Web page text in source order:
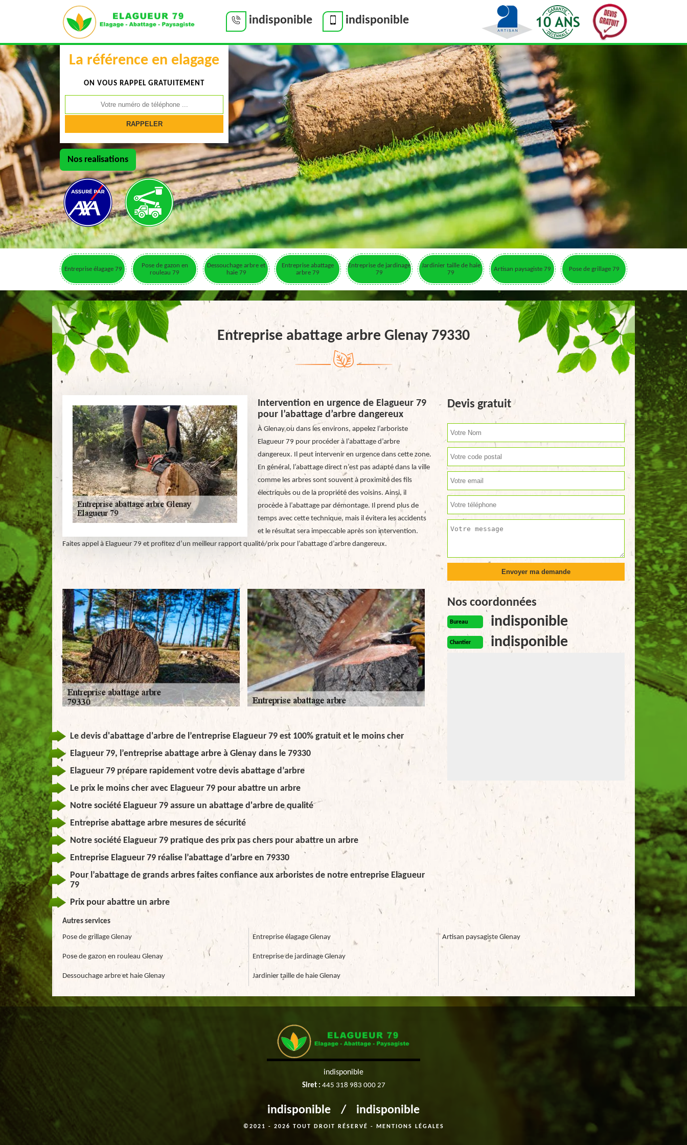
indisponible indisponible
La référence en elagage
ON VOUS RAPPEL GRATUITEMENT
Nos realisations
Entreprise élagage 79
Pose de gazon en
rouleau 79
Dessouchage arbre et
haie 79
Entreprise abattage
arbre 79
Entreprise de jardinage
79
Jardinier taille de haie
79
Artisan paysagiste 79 Pose de grillage 79
Entreprise abattage arbre Glenay 79330
Intervention en urgence de Elagueur 79
pour l’abattage d’arbre dangereux
À Glenay ou dans les environs, appelez l’arboriste
Elagueur 79 pour procéder à l’abattage d’arbre
dangereux. Il peut intervenir en urgence dans cette zone.
En général, l’abattage direct n’est pas adapté dans la ville
comme les arbres sont souvent à proximité des fils
électriques ou de la propriété des voisins. Ainsi, il
procède à l’abattage par démontage. Il prend plus de
temps avec cette technique, mais il évitera les accidents
et le résultat sera impeccable après son intervention.
Faites appel à Elagueur 79 et profitez d’un meilleur rapport qualité/prix pour l’abattage d’arbre dangereux.
Le devis d'abattage d'arbre de l’entreprise Elagueur 79 est 100% gratuit et le moins cher
Elagueur 79, l’entreprise abattage arbre à Glenay dans le 79330
Elagueur 79 prépare rapidement votre devis abattage d’arbre
Le prix le moins cher avec Elagueur 79 pour abattre un arbre
Notre société Elagueur 79 assure un abattage d'arbre de qualité
Entreprise abattage arbre mesures de sécurité
Notre société Elagueur 79 pratique des prix pas chers pour abattre un arbre
Entreprise Elagueur 79 réalise l’abattage d’arbre en 79330
Pour l’abattage de grands arbres faites confiance aux arboristes de notre entreprise Elagueur
79
Prix pour abattre un arbre
Devis gratuit
Nos coordonnées
Bureau indisponible
Chantier indisponible
Autres services
Pose de grillage Glenay
Pose de gazon en rouleau Glenay
Dessouchage arbre et haie Glenay
Entreprise élagage Glenay
Entreprise de jardinage Glenay
Jardinier taille de haie Glenay
Artisan paysagiste Glenay
indisponible
Siret : 445 318 983 000 27
indisponible / indisponible
©2021 - 2026 TOUT DROIT RÉSERVÉ - MENTIONS LÉGALES